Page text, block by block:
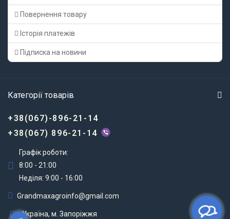
Повернення товару
Історія платежів
Підписка на новини
Категорії товарів
+38(067)-896-21-14
+38(067) 896-21-14
Графік роботи:
8:00 - 21:00
Неділя: 9:00 - 16:00
Grandmaxagroinfo@gmail.com
Україна, м. Запоріжжя